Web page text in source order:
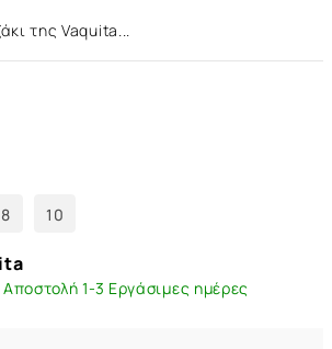
της Vaquita...
8 10
1-3 Εργάσιμες ημέρες